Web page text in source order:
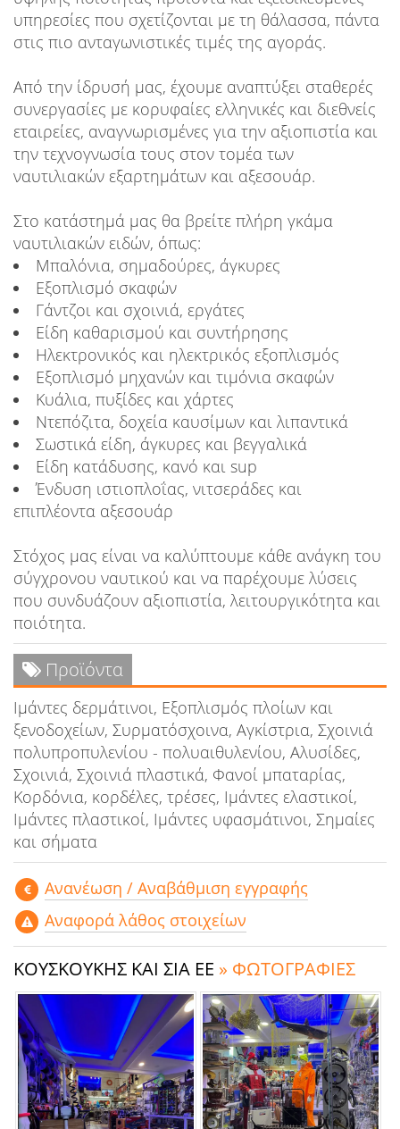
υπηρεσίες που σχετίζονται με τη θάλασσα, πάντα
στις πιο ανταγωνιστικές τιμές της αγοράς.
Από την ίδρυσή μας, έχουμε αναπτύξει σταθερές
συνεργασίες με κορυφαίες ελληνικές και διεθνείς
εταιρείες, αναγνωρισμένες για την αξιοπιστία και
την τεχνογνωσία τους στον τομέα των
ναυτιλιακών εξαρτημάτων και αξεσουάρ.
Στο κατάστημά μας θα βρείτε πλήρη γκάμα
ναυτιλιακών ειδών, όπως:
Μπαλόνια, σημαδούρες, άγκυρες
Εξοπλισμό σκαφών
Γάντζοι και σχοινιά, εργάτες
Είδη καθαρισμού και συντήρησης
Ηλεκτρονικός και ηλεκτρικός εξοπλισμός
Εξοπλισμό μηχανών και τιμόνια σκαφών
Κυάλια, πυξίδες και χάρτες
Ντεπόζιτα, δοχεία καυσίμων και λιπαντικά
Σωστικά είδη, άγκυρες και βεγγαλικά
Είδη κατάδυσης, κανό και sup
Ένδυση ιστιοπλοΐας, νιτσεράδες και
επιπλέοντα αξεσουάρ
Στόχος μας είναι να καλύπτουμε κάθε ανάγκη του
σύγχρονου ναυτικού και να παρέχουμε λύσεις
που συνδυάζουν αξιοπιστία, λειτουργικότητα και
ποιότητα.
Προϊόντα
Ιμάντες δερμάτινοι, Εξοπλισμός πλοίων και
ξενοδοχείων, Συρματόσχοινα, Αγκίστρια, Σχοινιά
πολυπροπυλενίου - πολυαιθυλενίου, Αλυσίδες,
Σχοινιά, Σχοινιά πλαστικά, Φανοί μπαταρίας,
Κορδόνια, κορδέλες, τρέσες, Ιμάντες ελαστικοί,
Ιμάντες πλαστικοί, Ιμάντες υφασμάτινοι, Σημαίες
και σήματα
Aνανέωση / Αναβάθμιση εγγραφής
Αναφορά λάθος στοιχείων
ΚΟΥΣΚΟΥΚΗΣ ΚΑΙ ΣΙΑ ΕΕ » ΦΩΤΟΓΡΑΦΙΕΣ